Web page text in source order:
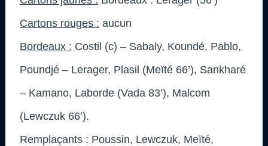
Cartons rouges : aucun
Bordeaux : Costil (c) – Sabaly, Koundé, Pablo,
Poundjé – Lerager, Plasil (Meïté 66’), Sankharé
– Kamano, Laborde (Vada 83’), Malcom
(Lewczuk 66’).
Remplaçants : Poussin, Lewczuk, Meïté,